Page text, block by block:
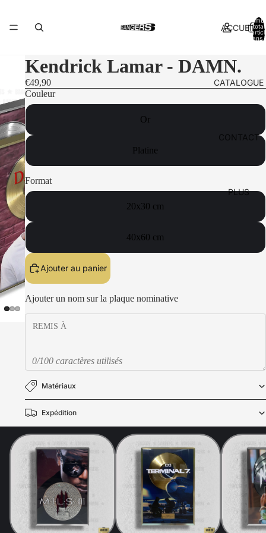
ACCUEIL
CATALOGUE
CONTACT
PLUS
total
dans
Kendrick Lamar - DAMN.
€49,90
Couleur
Or
Platine
Format
20x30 cm
40x60 cm
Ajouter au panier
Ajouter un nom sur la plaque nominative
0/100 caractères utilisés
Matériaux
Expédition
Politique de confidentialité
Politique de remboursement
Mentions légales